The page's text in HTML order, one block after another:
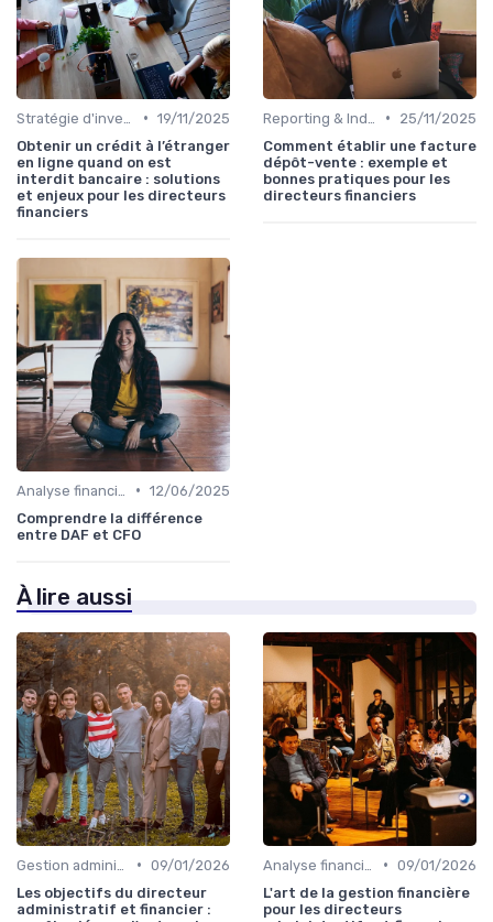
• 19/11/2025
Obtenir un crédit à l’étranger
en ligne quand on est
interdit bancaire : solutions
et enjeux pour les directeurs
financiers
•
25/11/2025
Comment établir une facture
dépôt-vente : exemple et
bonnes pratiques pour les
directeurs financiers
• 12/06/2025
Comprendre la différence
entre DAF et CFO
À lire aussi
• 09/01/2026
Les objectifs du directeur
administratif et financier :
• 09/01/2026
L'art de la gestion financière
pour les directeurs